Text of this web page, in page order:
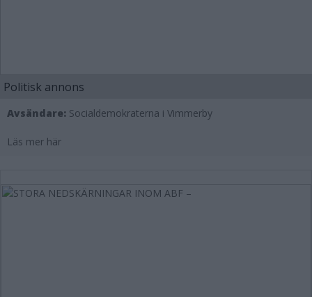
Politisk annons
Avsändare: Socialdemokraterna i Vimmerby
Läs mer här